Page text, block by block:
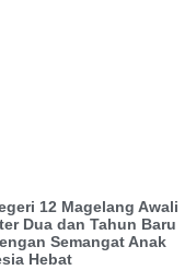
12 Magelang Awali
Dua dan Tahun Baru
Semangat Anak
Hebat